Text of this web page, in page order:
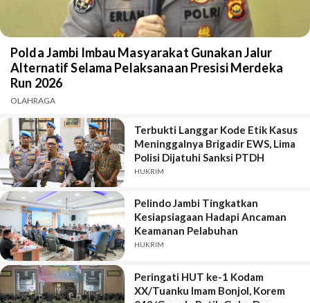
Polda Jambi Imbau Masyarakat Gunakan Jalur
Alternatif Selama Pelaksanaan Presisi Merdeka
Run 2026
OLAHRAGA
Terbukti Langgar Kode Etik Kasus
Meninggalnya Brigadir EWS, Lima
Polisi Dijatuhi Sanksi PTDH
HUKRIM
Pelindo Jambi Tingkatkan
Kesiapsiagaan Hadapi Ancaman
Keamanan Pelabuhan
HUKRIM
Peringati HUT ke-1 Kodam
XX/Tuanku Imam Bonjol, Korem